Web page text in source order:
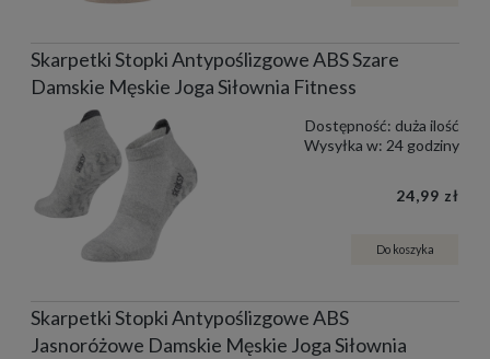
Skarpetki Stopki Antypoślizgowe ABS Szare
Damskie Męskie Joga Siłownia Fitness
Dostępność: duża ilość
Wysyłka w: 24 godziny
24,99 zł
Do koszyka
Skarpetki Stopki Antypoślizgowe ABS
Jasnoróżowe Damskie Męskie Joga Siłownia